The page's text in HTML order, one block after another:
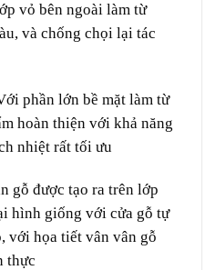
vỏ bên ngoài làm từ
và chống chọi lại tác
phần lớn bề mặt làm từ
hoàn thiện với khả năng
nhiệt rất tối ưu
gỗ được tạo ra trên lớp
hình giống với cửa gỗ tự
với họa tiết vân vân gỗ
thực